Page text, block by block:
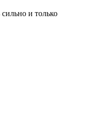
и только